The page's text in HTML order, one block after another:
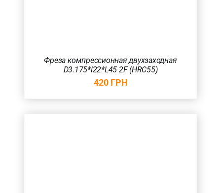
Фреза компрессионная двухзаходная
D3.175*l22*L45 2F (HRC55)
420 ГРН